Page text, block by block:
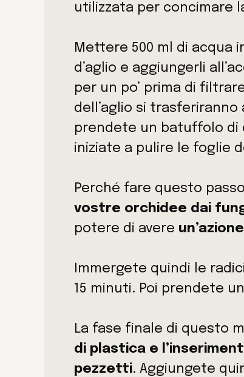
utilizzata per concimare
Mettere 500 ml di acqua
d’aglio e aggiungerli
per un po’ prima di
dell’aglio si trasferiranno
prendete un batuffolo di
iniziate a pulire le foglie
Perché fare questo
vostre orchidee dai
potere di avere
Immergete quindi le
15 minuti. Poi prendete
La fase finale di questo
di plastica e
pezzetti. Aggiungete